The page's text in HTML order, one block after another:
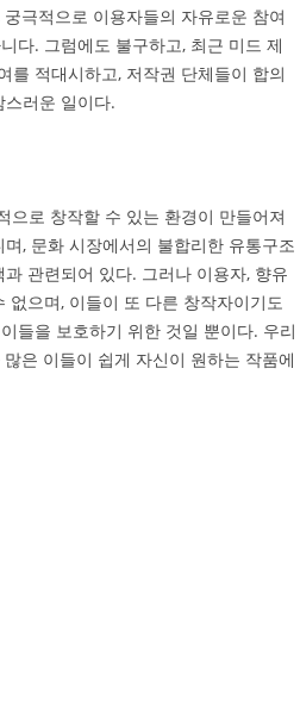
극적으로 이용자들의 자유로운 참여
다. 그럼에도 불구하고, 최근 미드 제
를 적대시하고, 저작권 단체들이 합의
러운 일이다.
으로 창작할 수 있는 환경이 만들어져
, 문화 시장에서의 불합리한 유통구조
관련되어 있다. 그러나 이용자, 향유
으며, 이들이 또 다른 창작자이기도
들을 보호하기 위한 것일 뿐이다. 우리
은 이들이 쉽게 자신이 원하는 작품에